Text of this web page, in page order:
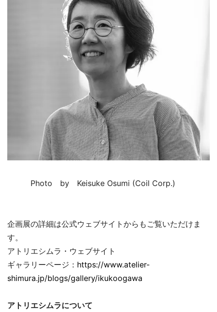
Photo by Keisuke Osumi (Coil Corp.)
企画展の詳細は公式ウェブサイトからもご覧いただけま
す。
アトリエシムラ・ウェブサイト
ギャラリーページ： https://www.atelier-
shimura.jp/blogs/gallery/ikukoogawa
アトリエシムラについて